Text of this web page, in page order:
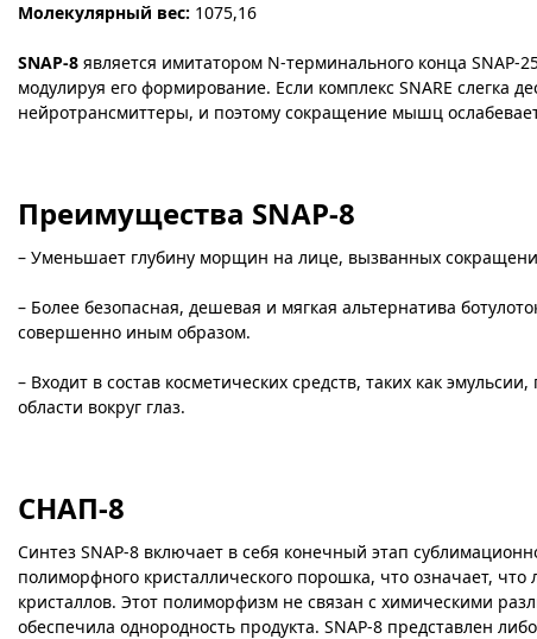
Молекулярный вес: 1075,16
SNAP-8 является имитатором N-терминального конца SNAP-
модулируя его формирование. Если комплекс SNARE слегка
нейротрансмиттеры, и поэтому сокращение мышц
Преимущества SNAP-8
– Уменьшает глубину морщин на лице, вызванных
– Более безопасная, дешевая и мягкая альтернатива
совершенно иным образом.
– Входит в состав косметических средств, таких как
области вокруг глаз.
СНАП-8
Синтез SNAP-8 включает в себя конечный этап
полиморфного кристаллического порошка, что означает,
кристаллов. Этот полиморфизм не связан с химическими
обеспечила однородность продукта. SNAP-8 представлен